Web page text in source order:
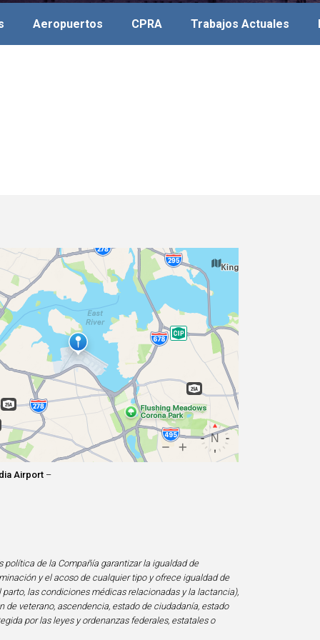
Aeropuertos CPRA Trabajos Actuales
Airport –
política de la Compañía garantizar la igualdad de
y el acoso de cualquier tipo y ofrece igualdad de
las condiciones médicas relacionadas y la lactancia),
veterano, ascendencia, estado de ciudadanía, estado
por las leyes y ordenanzas federales, estatales o